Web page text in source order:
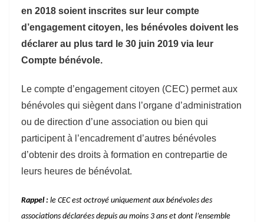
en 2018 soient inscrites sur leur compte
d’engagement citoyen, les bénévoles doivent les
déclarer au plus tard le 30 juin 2019 via leur
Compte bénévole.
Le compte d’engagement citoyen (CEC) permet aux
bénévoles qui siègent dans l’organe d’administration
ou de direction d’une association ou bien qui
participent à l’encadrement d’autres bénévoles
d’obtenir des droits à formation en contrepartie de
leurs heures de bénévolat.
Rappel : le CEC est octroyé uniquement aux bénévoles des
associations déclarées depuis au moins 3 ans et dont l’ensemble